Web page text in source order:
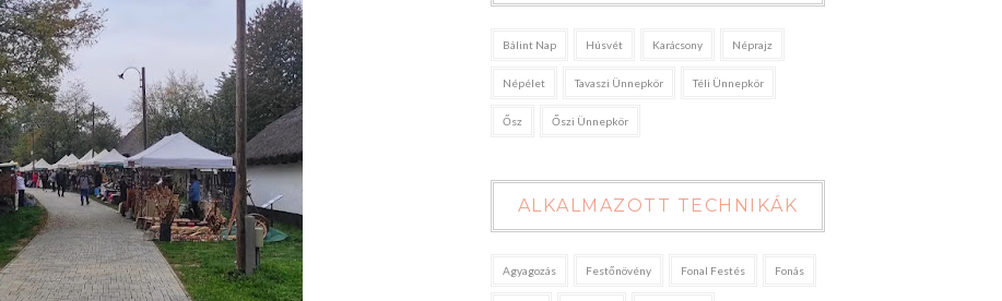
Bálint Nap Húsvét Karácsony Néprajz
Népélet Tavaszi Ünnepkör Téli Ünnepkör
Ősz Őszi Ünnepkör
ALKALMAZOTT TECHNIKÁK
Agyagozás Festőnövény Fonal Festés Fonás